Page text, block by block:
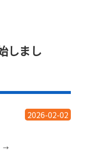
しまし
2026-02-02
→